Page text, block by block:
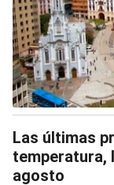
Las últimas
temperatura,
agosto